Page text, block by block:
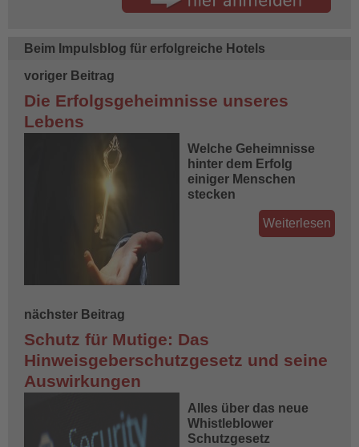
Beim Impulsblog für erfolgreiche Hotels
voriger Beitrag
Die Erfolgsgeheimnisse unseres
Lebens
Welche Geheimnisse
hinter dem Erfolg
einiger Menschen
stecken
Weiterlesen
nächster Beitrag
Schutz für Mutige: Das
Hinweisgeberschutzgesetz und seine
Auswirkungen
Alles über das neue
Whistleblower
Schutzgesetz